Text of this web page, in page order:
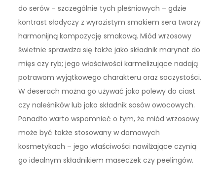
do serów – szczególnie tych pleśniowych – gdzie
kontrast słodyczy z wyrazistym smakiem sera tworzy
harmonijną kompozycję smakową. Miód wrzosowy
świetnie sprawdza się także jako składnik marynat do
mięs czy ryb; jego właściwości karmelizujące nadają
potrawom wyjątkowego charakteru oraz soczystości.
W deserach można go używać jako polewy do ciast
czy naleśników lub jako składnik sosów owocowych.
Ponadto warto wspomnieć o tym, że miód wrzosowy
może być także stosowany w domowych
kosmetykach – jego właściwości nawilżające czynią
go idealnym składnikiem maseczek czy peelingów.